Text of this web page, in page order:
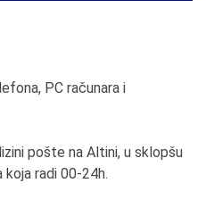
PC računara i
pošte na Altini, u sklopšu
koja radi 00-24h.